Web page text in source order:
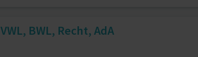
VWL, BWL, Recht, AdA